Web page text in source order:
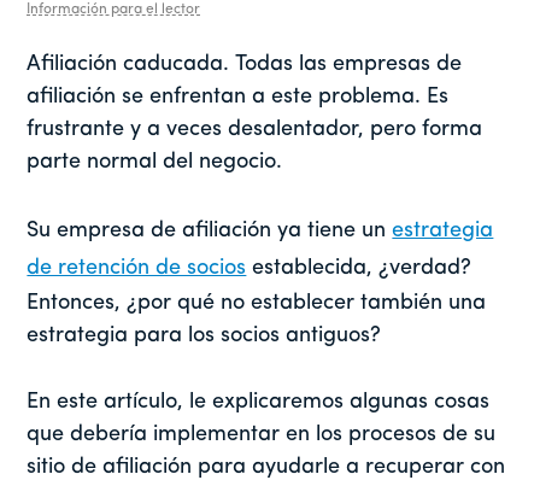
Información para el lector
Afiliación caducada. Todas las empresas de
afiliación se enfrentan a este problema. Es
frustrante y a veces desalentador, pero forma
parte normal del negocio.
Su empresa de afiliación ya tiene unestrategia
de retención de socios establecida, ¿verdad?
Entonces, ¿por qué no establecer también una
estrategia para los socios antiguos?
En este artículo, le explicaremos algunas cosas
que debería implementar en los procesos de su
sitio de afiliación para ayudarle a recuperar con